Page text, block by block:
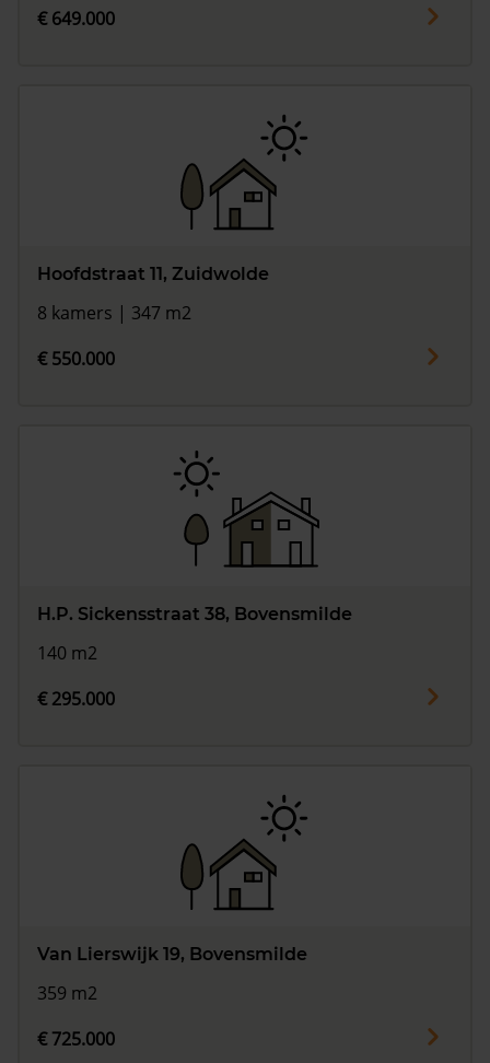
€ 649.000
Hoofdstraat 11, Zuidwolde
8 kamers | 347 m2
€ 550.000
H.P. Sickensstraat 38, Bovensmilde
140 m2
€ 295.000
Van Lierswijk 19, Bovensmilde
359 m2
€ 725.000